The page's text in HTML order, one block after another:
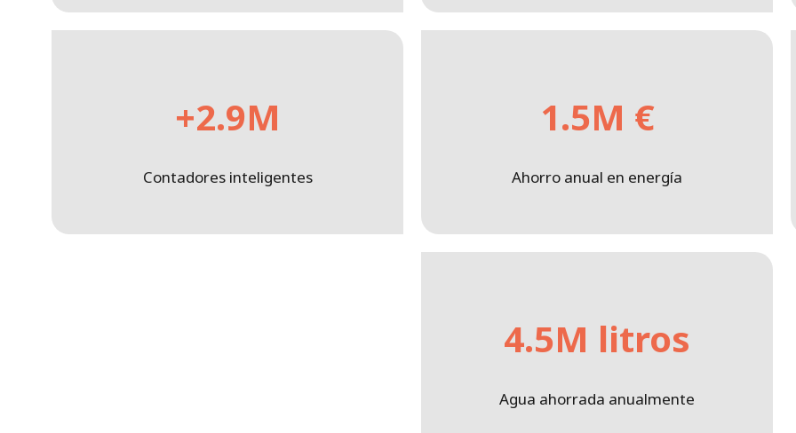
+2.9M
Contadores inteligentes
1.5M €
Ahorro anual en energía
4.5M litros
Agua ahorrada anualmente